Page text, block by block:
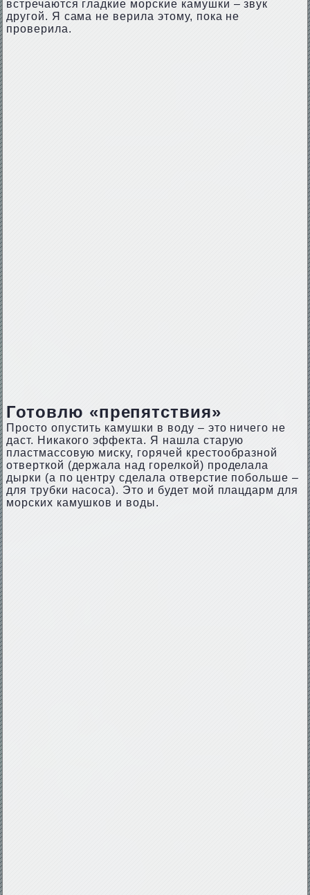
встречаются гладкие морские камушки – звук
другой. Я сама не верила этому, пока не
проверила.
Готовлю «препятствия»
Просто опустить камушки в воду – это ничего не
даст. Никакого эффекта. Я нашла старую
пластмассовую миску, горячей крестообразной
отверткой (держала над горелкой) проделала
дырки (а по центру сделала отверстие побольше –
для трубки насоса). Это и будет мой плацдарм для
морских камушков и воды.